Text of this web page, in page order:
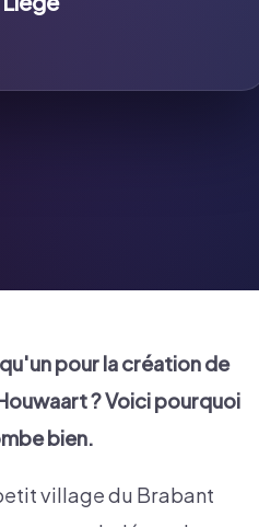
pour la création de
? Voici pourquoi
bien.
village du Brabant